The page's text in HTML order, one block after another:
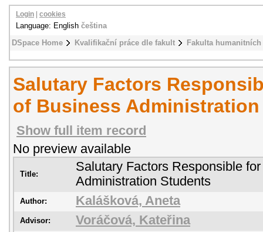
DSpace Home Kvalifikační práce dle fakult Fakulta
Login cookies
Language: English čeština
Salutary Factors
of Business
Show full item record
No preview available
Title:
Salutary Factors Responsible
Administration Students
Author: Kalášková, Aneta
Advisor: Voráčová, Kateřina